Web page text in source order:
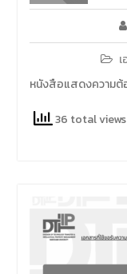
หนังสือแสดงความต้
36 total views